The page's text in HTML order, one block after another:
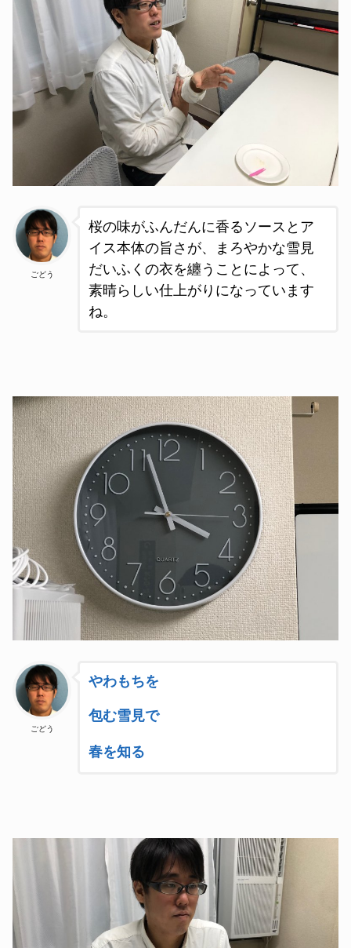
ごどう
桜の味がふんだんに香るソースとア
イス本体の旨さが、まろやかな雪見
だいふくの衣を纏うことによって、
素晴らしい仕上がりになっています
ね。
ごどう
やわもちを
包む雪見で
春を知る